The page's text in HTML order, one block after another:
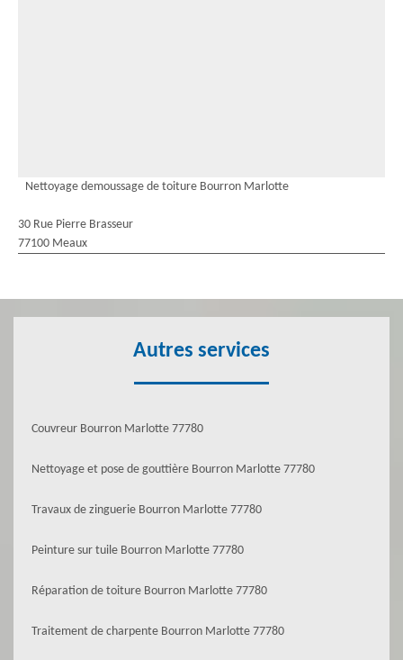
Nettoyage demoussage de toiture Bourron Marlotte
30 Rue Pierre Brasseur
77100 Meaux
Autres services
Couvreur Bourron Marlotte 77780
Nettoyage et pose de gouttière Bourron Marlotte 77780
Travaux de zinguerie Bourron Marlotte 77780
Peinture sur tuile Bourron Marlotte 77780
Réparation de toiture Bourron Marlotte 77780
Traitement de charpente Bourron Marlotte 77780